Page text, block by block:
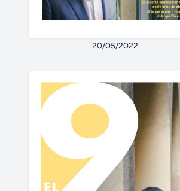
20/05/2022